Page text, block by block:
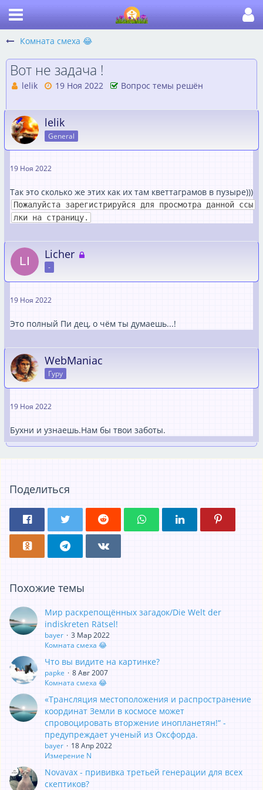
Комната смеха 😂
​Вот не задача !
lelik 19 Ноя 2022 Вопрос темы решён
lelik
General
19 Ноя 2022
Так это сколько же этих как их там кветтаграмов в пузыре)))
Пожалуйста зарегистрируйся для просмотра данной ссы
лки на страницу.
Licher
-
19 Ноя 2022
Это полный Пи дец, о чём ты думаешь...!
WebManiac
Гуру
19 Ноя 2022
Бухни и узнаешь.Нам бы твои заботы.
Поделиться
Похожие темы
Мир раскрепощённых загадок/Die Welt der
indiskreten Rätsel!
bayer
3 Мар 2022
Комната смеха 😂
Что вы видите на картинке?
papke
8 Авг 2007
Комната смеха 😂
«Трансляция местоположения и распространение
координат Земли в космосе может
спровоцировать вторжение инопланетян!“ -
предупреждает ученый из Оксфорда.
bayer
18 Апр 2022
Измерение N
Novavax - прививка третьей генерации для всех
скептиков?